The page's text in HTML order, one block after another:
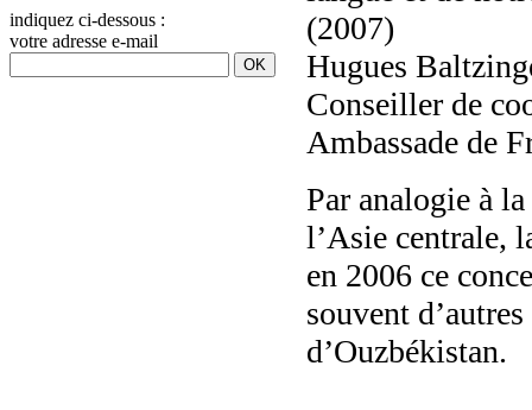
indiquez ci-dessous :
votre adresse e-mail
(2007)
Hugues
Conseiller de
Ambassade de
Par analogie à
l’Asie centrale,
en 2006 ce
souvent
d’Ouzbékistan.